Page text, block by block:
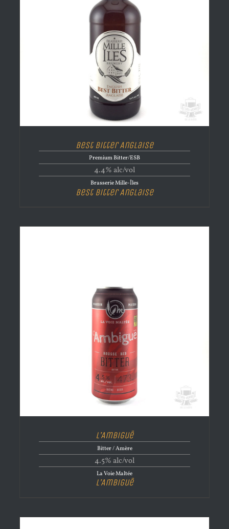
Best Bitter Anglaise
Premium Bitter/ESB
4.4% alc/vol
Brasserie Mille-Îles
Best Bitter Anglaise
L’Ambiguë
Bitter / Amère
4.5% alc/vol
La Voie Maltée
L’Ambiguë